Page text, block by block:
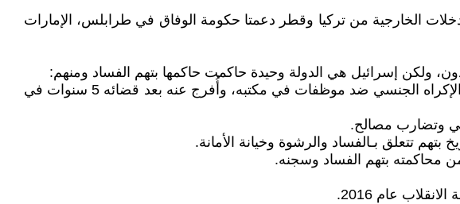
الخارجية من تركيا وقطر دعمتا حكومة الوفاق في طرابلس، الإمارات
ولكن إسرائيل هي الدولة وحيدة حاكمت حاكمها بتهم الفساد ومنهم:
• موشيه كاتساف: رئيس الدولة من 2000 إلى 2007: سُجن 7 سنوات بتهم الاغتصاب والتحرش الجنسي والإكراه الجنسي ضد موظفات في مكتبه، وأُفرج عنه بعد قضائه 5 سنوات في
محاكمته بتهم الفساد وسجنه.
عام 2016.